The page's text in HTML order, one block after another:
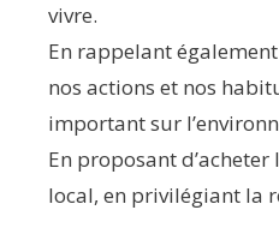
vivre.
En rappelant
nos actions et nos
important sur
En proposant d’acheter
local, en privilégiant la